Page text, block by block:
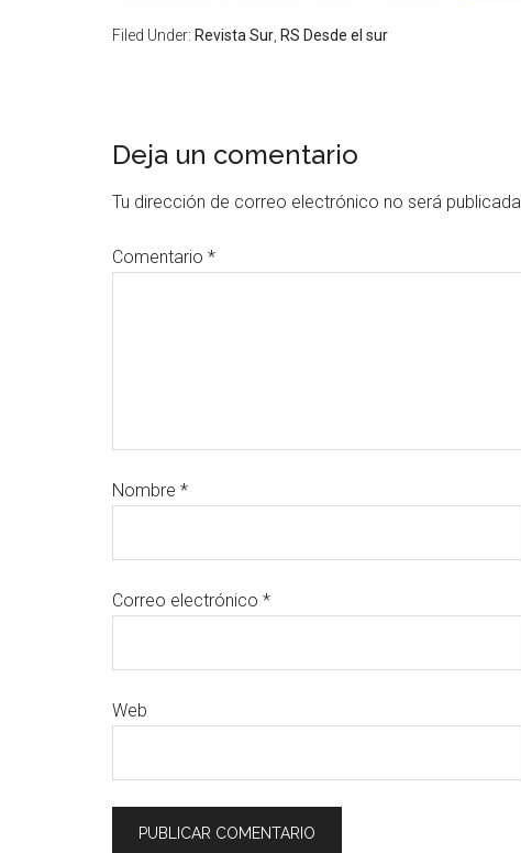
Filed Under: Revista Sur RS Desde el sur
Deja un comentario
Tu dirección de correo electrónico no será publicada.
Comentario *
Nombre *
Correo electrónico *
Web